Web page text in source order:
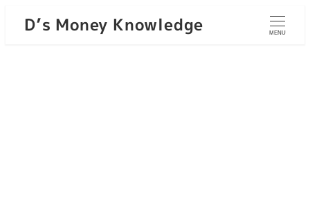
D’s Money Knowledge MENU